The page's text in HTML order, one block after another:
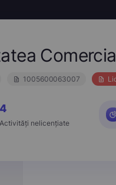
1005600063007
4
Activități nelicențiate